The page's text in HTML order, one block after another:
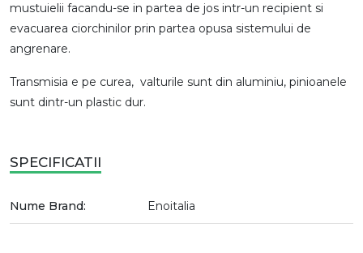
mustuielii facandu-se in partea de jos intr-un recipient si
evacuarea ciorchinilor prin partea opusa sistemului de
angrenare.
Transmisia e pe curea, valturile sunt din aluminiu, pinioanele
sunt dintr-un plastic dur.
SPECIFICATII
Nume Brand: Enoitalia